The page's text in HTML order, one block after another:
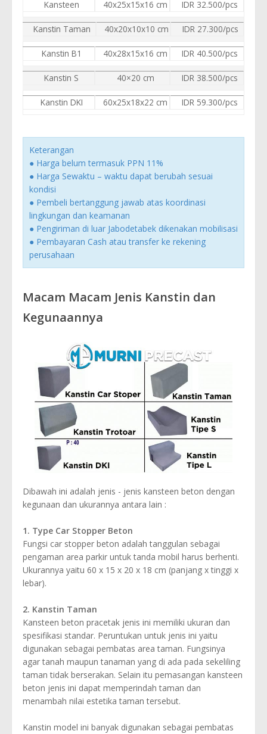
Kansteen 40x25x15x16 cm IDR 32.500/pcs
Kanstin Taman 40x20x10x10 cm IDR 27.300/pcs
Kanstin B1 40x28x15x16 cm IDR 40.500/pcs
Kanstin S 40×20 cm IDR 38.500/pcs
Kanstin DKI 60x25x18x22 cm IDR 59.300/pcs
Keterangan
● Harga belum termasuk PPN 11%
● Harga Sewaktu – waktu dapat berubah sesuai
kondisi
● Pembeli bertanggung jawab atas koordinasi
lingkungan dan keamanan
● Pengiriman di luar Jabodetabek dikenakan mobilisasi
● Pembayaran Cash atau transfer ke rekening
perusahaan
Macam Macam Jenis Kanstin dan
Kegunaannya
Dibawah ini adalah jenis - jenis kansteen beton dengan
kegunaan dan ukurannya antara lain :
1. Type Car Stopper Beton
Fungsi car stopper beton adalah tanggulan sebagai
pengaman area parkir untuk tanda mobil harus berhenti.
Ukurannya yaitu 60 x 15 x 20 x 18 cm (panjang x tinggi x
lebar).
2. Kanstin Taman
Kansteen beton pracetak jenis ini memiliki ukuran dan
spesifikasi standar. Peruntukan untuk jenis ini yaitu
digunakan sebagai pembatas area taman. Fungsinya
agar tanah maupun tanaman yang di ada pada sekeliling
taman tidak berserakan. Selain itu pemasangan kansteen
beton jenis ini dapat memperindah taman dan
menambah nilai estetika taman tersebut.
Kanstin model ini banyak digunakan sebagai pembatas